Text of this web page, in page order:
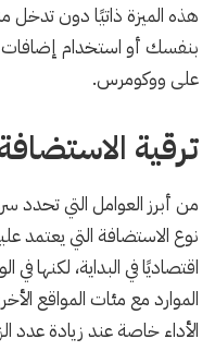
هذه الميزة ذاتيًا دون تدخل
على ووكومرس.
ترقية
من أبرز العوامل التي تحدد
نوع الاستضافة التي يعتمد
اقتصاديًا في البداية،
الموارد مع مئات المواقع
الأداء خاصة عند زيادة عدد